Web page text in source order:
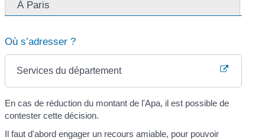
À Paris
Où s’adresser ?
Services du département
En cas de réduction du montant de l'Apa, il est possible de
contester cette décision.
Il faut d'abord engager un recours amiable, pour pouvoir